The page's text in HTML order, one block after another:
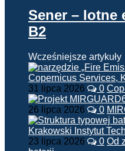
Sener – lotne
B2
Wcześniejsze artykuły
31 lipca 2026 0
26 lipca 2026 0
23 lipca 2026 0 Od